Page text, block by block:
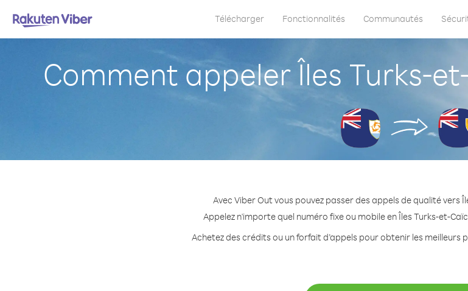
Télécharger Fonctionnalités Communautés
Comment appeler Îles Turks-
Avec Viber Out vous pouvez passer des appels de qualité vers
Appelez n'importe quel numéro fixe ou mobile en Îles Turks-et-
Achetez des crédits ou un forfait d’appels pour obtenir les meilleurs